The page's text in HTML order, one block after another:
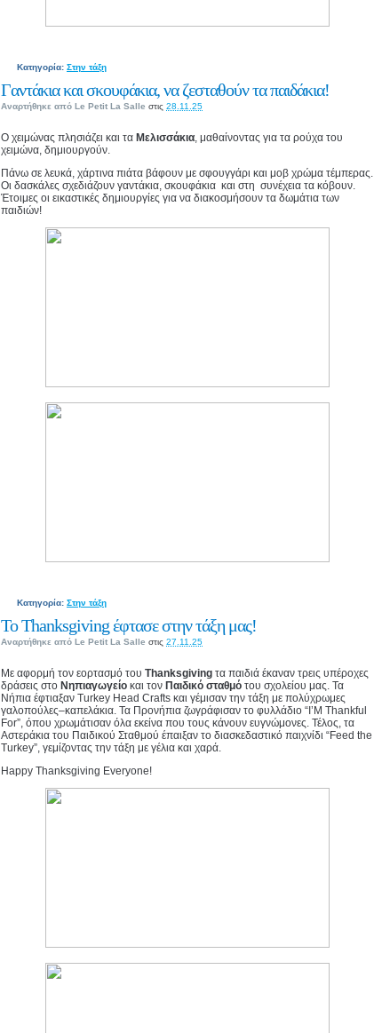
Κατηγορία: Στην τάξη
Γαντάκια και σκουφάκια, να ζεσταθούν τα παιδάκια!
Αναρτήθηκε από Le Petit La Salle στις 28.11.25
Ο χειμώνας πλησιάζει και τα Μελισσάκια, μαθαίνοντας για τα ρούχα του
χειμώνα, δημιουργούν.
Πάνω σε λευκά, χάρτινα πιάτα βάφουν με σφουγγάρι και μοβ χρώμα τέμπερας.
Οι δασκάλες σχεδιάζουν γαντάκια, σκουφάκια και στη συνέχεια τα κόβουν.
Έτοιμες οι εικαστικές δημιουργίες για να διακοσμήσουν τα δωμάτια των
παιδιών!
Κατηγορία: Στην τάξη
Το Thanksgiving έφτασε στην τάξη μας!
Αναρτήθηκε από Le Petit La Salle στις 27.11.25
Με αφορμή τον εορτασμό του Thanksgiving τα παιδιά έκαναν τρεις υπέροχες
δράσεις στο Νηπιαγωγείο και τον Παιδικό σταθμό του σχολείου μας. Τα
Νήπια έφτιαξαν Turkey Head Crafts και γέμισαν την τάξη με πολύχρωμες
γαλοπούλες–καπελάκια. Τα Προνήπια ζωγράφισαν το φυλλάδιο “I’M Thankful
For”, όπου χρωμάτισαν όλα εκείνα που τους κάνουν ευγνώμονες. Τέλος, τα
Αστεράκια του Παιδικού Σταθμού έπαιξαν το διασκεδαστικό παιχνίδι “Feed the
Turkey”, γεμίζοντας την τάξη με γέλια και χαρά.
Happy Thanksgiving Everyone!